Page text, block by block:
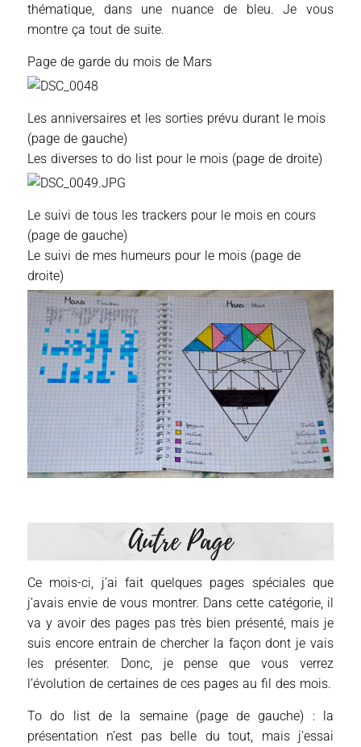
thématique, dans une nuance de bleu. Je vous
montre ça tout de suite.
Page de garde du mois de Mars
Les anniversaires et les sorties prévu durant le mois
(page de gauche)
Les diverses to do list pour le mois (page de droite)
Le suivi de tous les trackers pour le mois en cours
(page de gauche)
Le suivi de mes humeurs pour le mois (page de
droite)
Ce mois-ci, j’ai fait quelques pages spéciales que
j’avais envie de vous montrer. Dans cette catégorie, il
va y avoir des pages pas très bien présenté, mais je
suis encore entrain de chercher la façon dont je vais
les présenter. Donc, je pense que vous verrez
l’évolution de certaines de ces pages au fil des mois.
To do list de la semaine (page de gauche) : la
présentation n’est pas belle du tout, mais j’essai